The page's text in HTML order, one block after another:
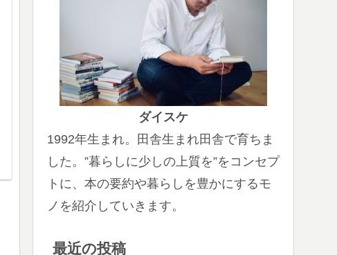
ダイスケ
1992年生まれ。田舎生まれ田舎で育ちま
した。”暮らしに少しの上質を”をコンセプ
トに、本の要約や暮らしを豊かにするモ
ノを紹介していきます。
最近の投稿